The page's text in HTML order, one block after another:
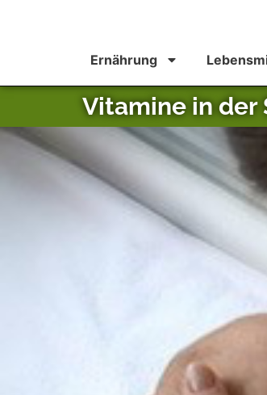
Ernährung
Vitamine in